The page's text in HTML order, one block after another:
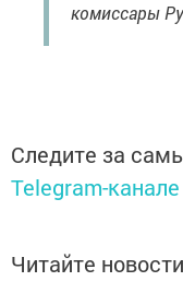
комиссары
Следите за
Telegram-канале
Читайте